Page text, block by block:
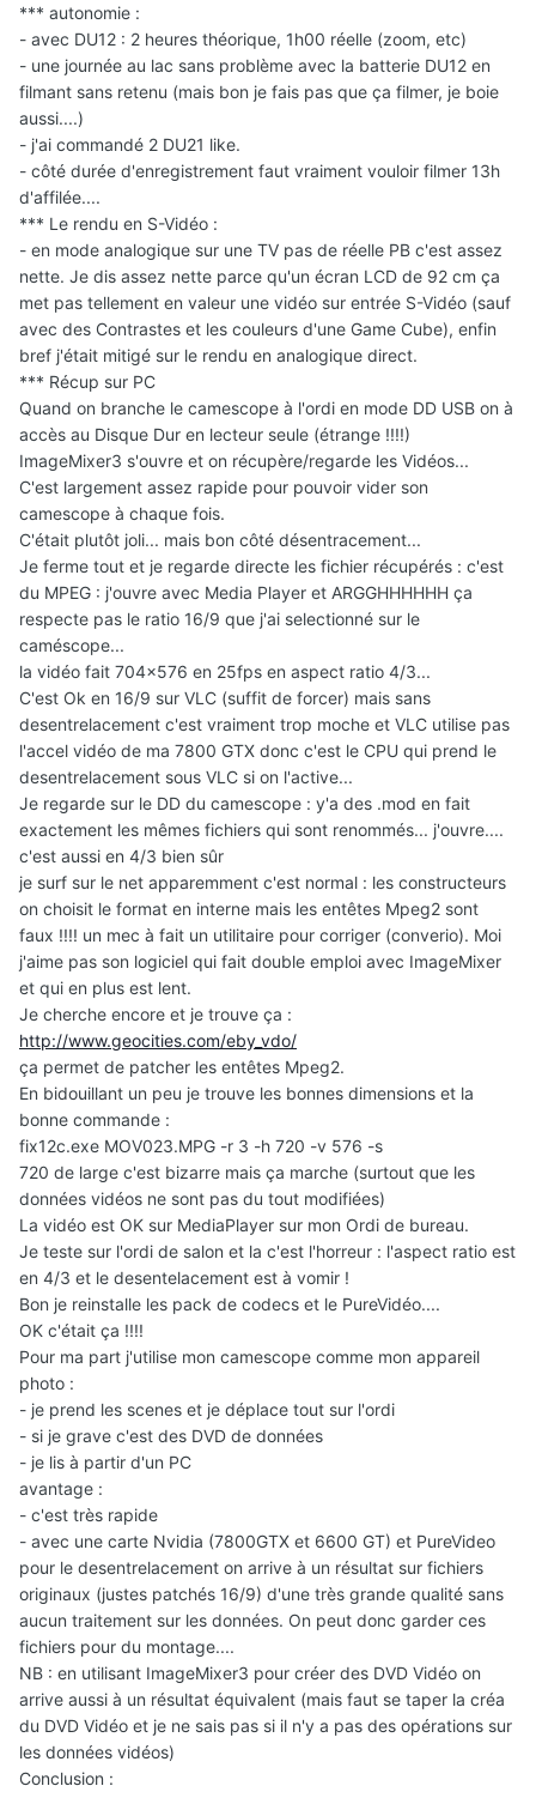
*** autonomie :
- avec DU12 : 2 heures théorique, 1h00 réelle (zoom, etc)
- une journée au lac sans problème avec la batterie DU12 en
filmant sans retenu (mais bon je fais pas que ça filmer, je boie
aussi....)
- j'ai commandé 2 DU21 like.
- côté durée d'enregistrement faut vraiment vouloir filmer 13h
d'affilée....
*** Le rendu en S-Vidéo :
- en mode analogique sur une TV pas de réelle PB c'est assez
nette. Je dis assez nette parce qu'un écran LCD de 92 cm ça
met pas tellement en valeur une vidéo sur entrée S-Vidéo (sauf
avec des Contrastes et les couleurs d'une Game Cube), enfin
bref j'était mitigé sur le rendu en analogique direct.
*** Récup sur PC
Quand on branche le camescope à l'ordi en mode DD USB on à
accès au Disque Dur en lecteur seule (étrange !!!!)
ImageMixer3 s'ouvre et on récupère/regarde les Vidéos...
C'est largement assez rapide pour pouvoir vider son
camescope à chaque fois.
C'était plutôt joli... mais bon côté désentracement...
Je ferme tout et je regarde directe les fichier récupérés : c'est
du MPEG : j'ouvre avec Media Player et ARGGHHHHHH ça
respecte pas le ratio 16/9 que j'ai selectionné sur le
caméscope...
la vidéo fait 704x576 en 25fps en aspect ratio 4/3...
C'est Ok en 16/9 sur VLC (suffit de forcer) mais sans
desentrelacement c'est vraiment trop moche et VLC utilise pas
l'accel vidéo de ma 7800 GTX donc c'est le CPU qui prend le
desentrelacement sous VLC si on l'active...
Je regarde sur le DD du camescope : y'a des .mod en fait
exactement les mêmes fichiers qui sont renommés... j'ouvre....
c'est aussi en 4/3 bien sûr
je surf sur le net apparemment c'est normal : les constructeurs
on choisit le format en interne mais les entêtes Mpeg2 sont
faux !!!! un mec à fait un utilitaire pour corriger (converio). Moi
j'aime pas son logiciel qui fait double emploi avec ImageMixer
et qui en plus est lent.
Je cherche encore et je trouve ça :
http://www.geocities.com/eby_vdo/
ça permet de patcher les entêtes Mpeg2.
En bidouillant un peu je trouve les bonnes dimensions et la
bonne commande :
fix12c.exe MOV023.MPG -r 3 -h 720 -v 576 -s
720 de large c'est bizarre mais ça marche (surtout que les
données vidéos ne sont pas du tout modifiées)
La vidéo est OK sur MediaPlayer sur mon Ordi de bureau.
Je teste sur l'ordi de salon et la c'est l'horreur : l'aspect ratio est
en 4/3 et le desentelacement est à vomir !
Bon je reinstalle les pack de codecs et le PureVidéo....
OK c'était ça !!!!
Pour ma part j'utilise mon camescope comme mon appareil
photo :
- je prend les scenes et je déplace tout sur l'ordi
- si je grave c'est des DVD de données
- je lis à partir d'un PC
avantage :
- c'est très rapide
- avec une carte Nvidia (7800GTX et 6600 GT) et PureVideo
pour le desentrelacement on arrive à un résultat sur fichiers
originaux (justes patchés 16/9) d'une très grande qualité sans
aucun traitement sur les données. On peut donc garder ces
fichiers pour du montage....
NB : en utilisant ImageMixer3 pour créer des DVD Vidéo on
arrive aussi à un résultat équivalent (mais faut se taper la créa
du DVD Vidéo et je ne sais pas si il n'y a pas des opérations sur
les données vidéos)
Conclusion :